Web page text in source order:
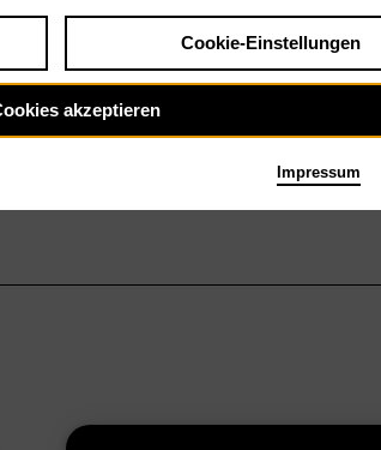
Cookie-Einstellungen
akzeptieren
Impressum